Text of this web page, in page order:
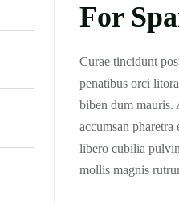
For
Curae tincidunt
penatibus orci
biben dum mauris.
accumsan
libero cubilia
mollis magnis